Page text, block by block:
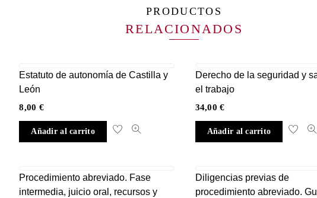
PRODUCTOS
RELACIONADOS
Estatuto de autonomía de Castilla y
León
8,00 €
Añadir al carrito
Derecho de la seguridad y
el trabajo
34,00€
Añadir al carrito
Procedimiento abreviado. Fase
intermedia, juicio oral, recursos y
Diligencias previas de
procedimiento abreviado.